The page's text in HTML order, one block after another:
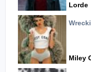
Lorde
Miley